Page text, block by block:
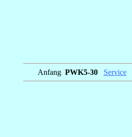
Anfang_ PWK5-30_ Service_